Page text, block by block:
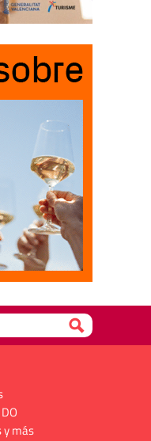
y más